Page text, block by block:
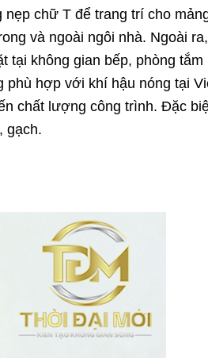
chữ T để trang trí cho
và ngoài ngôi nhà. Ngoài
tại không gian bếp, phòng tắm
phù hợp với khí hậu nóng tại
chất lượng công trình. Đặc
gạch.